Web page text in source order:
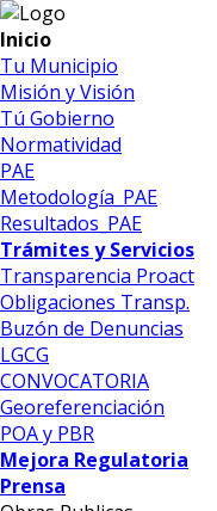
Inicio
Tu Municipio
Misión y Visión
Tú Gobierno
Normatividad
PAE
Metodología_PAE
Resultados_PAE
Trámites y Servicios
Transparencia Proact
Obligaciones Transp.
Buzón de Denuncias
LGCG
CONVOCATORIA
Georeferenciación
POA y PBR
Mejora Regulatoria
Prensa